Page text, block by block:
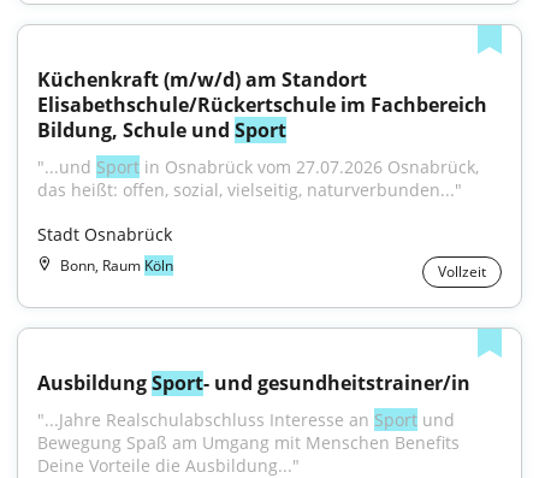
Küchenkraft (m/w/d) am Standort
Elisabethschule/Rückertschule im Fachbereich
Bildung, Schule und Sport
"...und Sport in Osnabrück vom 27.07.2026 Osnabrück,
das heißt: offen, sozial, vielseitig, naturverbunden..."
Stadt Osnabrück
Bonn, Raum Köln Vollzeit
Ausbildung Sport- und gesundheitstrainer/in
"...Jahre Realschulabschluss Interesse an Sport und
Bewegung Spaß am Umgang mit Menschen Benefits
Deine Vorteile die Ausbildung..."